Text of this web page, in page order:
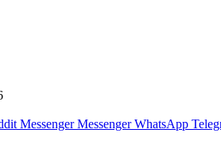
Messenger Messenger WhatsApp